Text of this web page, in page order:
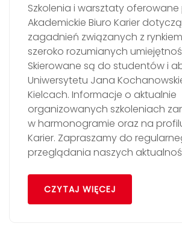
Szkolenia i warsztaty oferowane
Akademickie Biuro Karier
zagadnień związanych z
szeroko rozumianych
Skierowane są do studentów i
Uniwersytetu Jana
Kielcach. Informacje o aktualnie
organizowanych szkoleniach
w harmonogramie oraz na
Karier. Zapraszamy do
przeglądania naszych
CZYTAJ WIĘCEJ